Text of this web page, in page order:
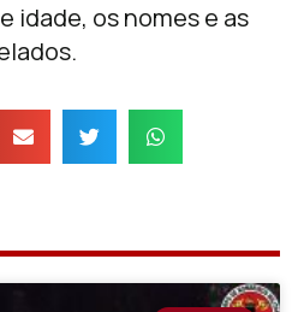
idade, os nomes e as